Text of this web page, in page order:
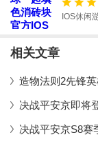
IOS休闲
相关文章